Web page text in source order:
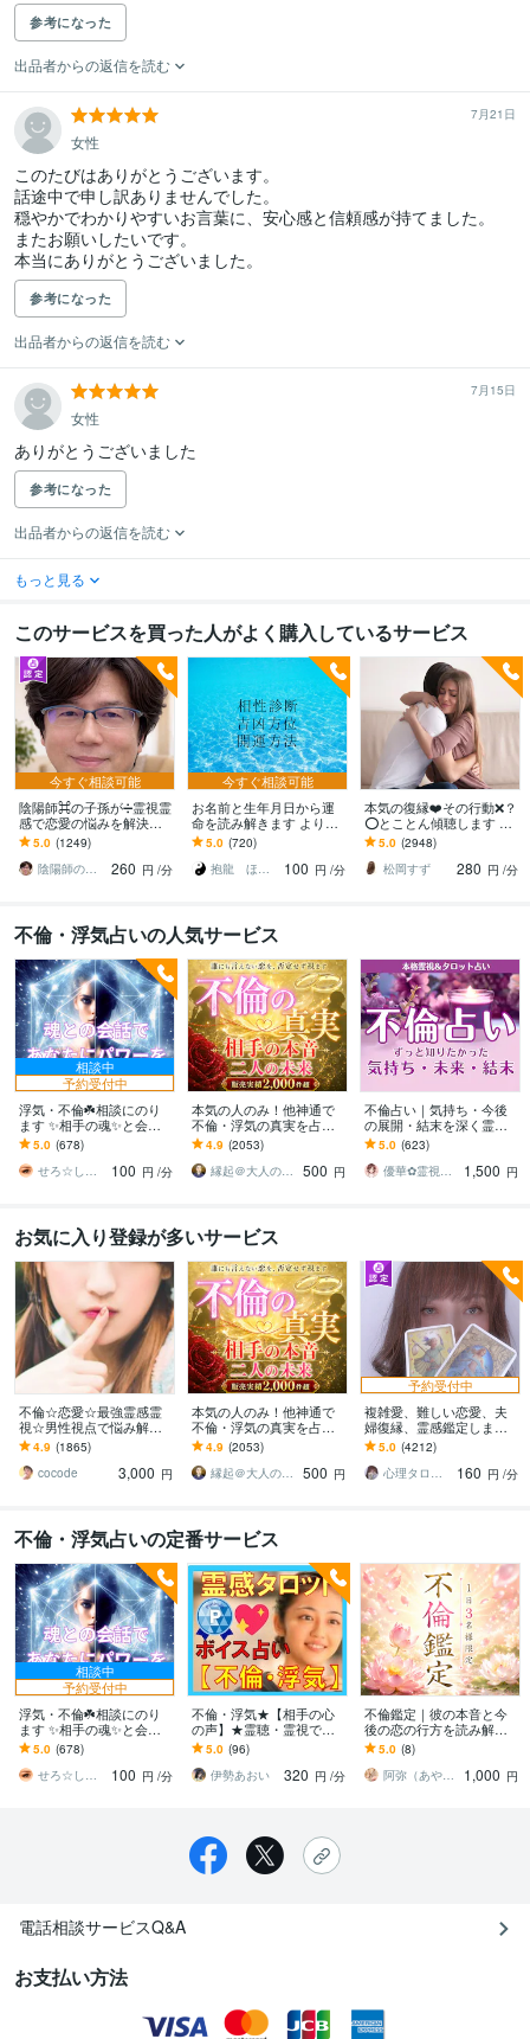
参考になった
出品者からの返信を読む
7月21日
女性
このたびはありがとうございます。
話途中で申し訳ありませんでした。
穏やかでわかりやすいお言葉に、安心感と信頼感が持てました。
またお願いしたいです。
参考になった
出品者からの返信を読む
7月15日
女性
ありがとうございました
参考になった
出品者からの返信を読む
もっと見る
このサービスを買った人がよく購入しているサービス
今すぐ相談可能
陰陽師⌘の子孫が➗霊視霊
感で恋愛の悩みを解決し
ます 今までに経験した事
の無い【感動的】な鑑定
をぜひ体験して下さい
5.0 (1249)
陰陽師の子孫 サトル
260 円 /分
今すぐ相談可能
お名前と生年月日から運
命を読み解きます より良
い人生へとお導きするお
手伝いをさせていただき
ます。
5.0 (720)
抱龍 ほうりゅう
100 円 /分
本気の復縁❤️その行動❌？
⭕️とことん傾聴します プ
ロカウンセラーが⭐️全力で
❤️最強☘アプローチしま
す
5.0 (2948)
松岡すず
280 円 /分
不倫・浮気占いの人気サービス
相談中
予約受付中
浮気・不倫☘️相談にのり
ます ✨相手の魂✨と会話
をしてあなたにお伝えし
ます⭐️
5.0 (678)
せろ☆しあり
100 円 /分
本気の人のみ！他神通で
不倫・浮気の真実を占い
ます 不倫・W不倫・浮気
など複雑恋愛の専門家に
よる究極霊視鑑定
4.9 (2053)
縁起＠大人の恋愛占い師
500 円
不倫占い｜気持ち・今後
の展開・結末を深く霊視
します 占うだけでなく、
具体的な行動アドバイス
まで丁寧にお伝えします
5.0 (623)
優華✿霊視で導く癒やしの恋占い師
1,500 円
お気に入り登録が多いサービス
不倫☆恋愛☆最強霊感霊
視☆男性視点で悩み解決
します 彼のホントの気持
を霊視で読解き あなた
のモヤモヤを解決します
4.9 (1865)
cocode
3,000 円
本気の人のみ！他神通で
不倫・浮気の真実を占い
ます 不倫・W不倫・浮気
など複雑恋愛の専門家に
よる究極霊視鑑定
4.9 (2053)
縁起＠大人の恋愛占い師
500 円
予約受付中
複雑愛、難しい恋愛、夫
婦復縁、霊感鑑定します
鑑定中に癒しの声で波動
を整え、変化と成就をサ
ポートします
5.0 (4212)
心理タロット 愛乃巫奏（アムールのぶえ）
160 円 /分
不倫・浮気占いの定番サービス
相談中
予約受付中
浮気・不倫☘️相談にのり
ます ✨相手の魂✨と会話
をしてあなたにお伝えし
ます⭐️
5.0 (678)
せろ☆しあり
100 円 /分
不倫・浮気★【相手の心
の声】★霊聴・霊視で占
います 不倫・浮気☆彼の
心の声を聴き取る★霊
感・霊視★初心者歓迎♡
5.0 (96)
伊勢あおい
320 円 /分
不倫鑑定｜彼の本音と今
後の恋の行方を読み解き
ます 本気？遊び？都合の
いい相手にはなりたくな
いあなたへ
5.0 (8)
阿弥（あや）｜浄化師
1,000 円
電話相談サービスQ&A
お支払い方法